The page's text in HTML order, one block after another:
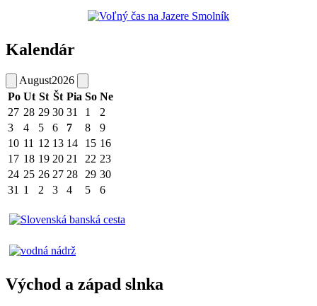
Kalendár
August2026
Po Ut St Št Pia So Ne
27 28 29 30 31 1
2
3
4 5 6 7 8
9
10 11 12 13 14 15 16
17 18 19 20 21 22 23
24 25 26 27 28 29 30
31 1 2 3 4 5 6
Východ a západ slnka